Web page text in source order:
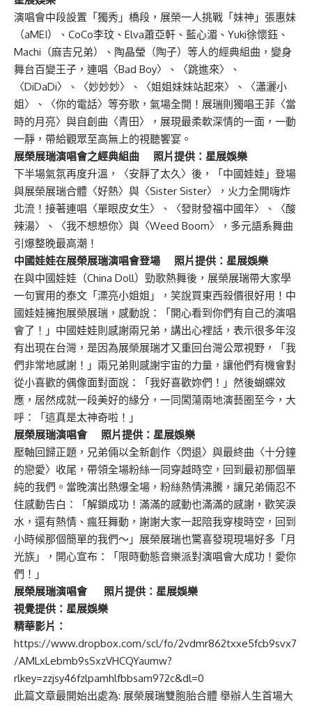
演唱會中段設置「獨秀」橋段，展榮一人挑戰「妹神」張惠妹
（aMEI）、CoCo李玟、Elva蕭亞軒、藍心湄、Yuki徐懷鈺、
Machi（麻吉兄弟）、陶晶瑩（陶子）等人的經典組曲，變身
舞台百變王子，連唱〈Bad Boy〉、〈跳進來〉、
〈DiDaDi〉、〈妙妙妙〉、〈姐姐妹妹站起來〉、〈瀟灑小
姐〉、〈你的電話〉等夯歌，氣場全開！展瑞則獨唱王菲〈當
時的月亮〉與自創曲〈青田〉，展現最柔軟深情的一面，一動
一靜，帶給觀眾至高無上的視聽饗宴。
展榮展瑞演唱會之經典組曲 照片提供：星展娛樂
下半場氣氛再度升溫，〈安靜了太久〉後，「中國娃娃」登場
與展榮展瑞合體〈好熱〉與〈Sister Sister〉，火力全開嗨炸
北流！接著連唱〈單眼皮女生〉、〈發財發福中國年〉、〈酸
辣湯〉、〈我不想想你〉與〈Weed Boom〉，多元語系舞曲
引爆整晚最高潮！
中國娃娃在展榮展瑞演唱會登場 照片提供：星展娛樂
在與中國娃娃（China Doll）勁歌熱舞後，展榮展瑞帶大家學
一句實用的泰文「漂亮小姐姐」，笑說買東西殺價很好用！中
國娃娃擁抱展榮展瑞，感動說：「開心看到你們有自己的演唱
會了！」中國娃娃則感謝兩兄弟，講出心裡話，表示很多年沒
有出現在台灣，是因為展榮展瑞才又重回台灣公眾視野，「我
們非常地感謝！」兩兄弟則感謝宇宙的力量，讓他們有機會對
從小喜歡的偶像面對面說：「我好喜歡妳們！」然後蝴蝶效
應，居然成就一段美好的緣分，一同闖蕩兩地演藝圈至今，大
呼：「這真是太神奇啦！」
展榮展瑞演唱會 照片提供：星展娛樂
壓軸回歸正題，兄弟倆以全新創作〈閃退〉與最終曲〈十分鐘
的戀愛〉收尾，帶領全場粉絲一同穿越時空，回到最初那個單
純的我們。當晚演出熱爆全場，粉絲熱情沸騰，讓兄弟倆忍不
住感動告白：「解鎖成功！滿滿的感動也滿滿的感謝，歡笑淚
水，還有熱情、瘋狂舞動，謝謝大家一起陪我穿梭時空，回到
小時候那個簡單的我們～」展榮展瑞也驚喜發現現場好多「月
光族」，開心宣布：「限時動態音樂派對演唱會大成功！愛你
們！」
展榮展瑞演唱會 照片提供：星展娛樂
視覺提供：星展娛樂
精華影片：
https://www.dropbox.com/scl/fo/2vdmr862txxe5fcb9svx7
/AMLxLebmb9sSxzVHCQYaumw?
rlkey=zzjsy46fzlpamhlfbbsam972c&dl=0
此篇文章最開始出處為: 展榮展瑞雙胞胎合體 舉辦人生首場大